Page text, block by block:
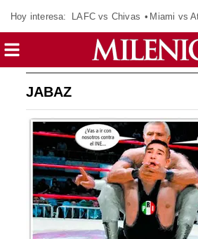
Hoy interesa: LAFC vs Chivas Miami vs
JABAZ